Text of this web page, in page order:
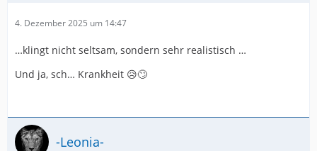
4. Dezember 2025 um 14:47
…klingt nicht seltsam, sondern sehr realistisch …
Und ja, sch… Krankheit 😥🙄
-Leonia-